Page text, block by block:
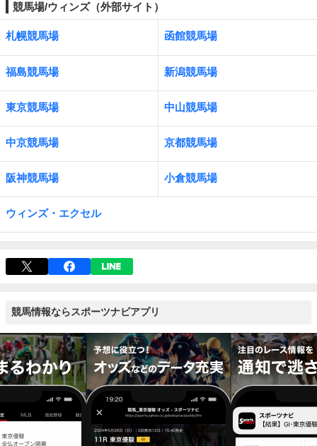
競馬場/ウィンズ（外部サイト）
札幌競馬場 函館競馬場
福島競馬場 新潟競馬場
東京競馬場 中山競馬場
中京競馬場 京都競馬場
阪神競馬場 小倉競馬場
ウィンズ・エクセル
競馬情報ならスポーツナビアプリ